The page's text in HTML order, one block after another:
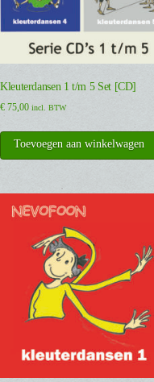
Kleuterdansen 1 t/m 5 Set [CD]
€ 75,00 incl. BTW
Toevoegen aan winkelwagen